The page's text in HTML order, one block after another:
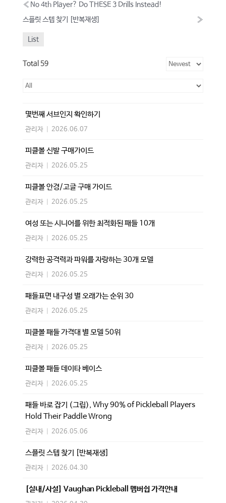
« No 4th Player? Do THESE 3 Drills Instead!
스플릿 스텝 찾기 [반복재생]
»
List
Total 59
몇번째 서브인지 확인하기
관리자 2026.06.07
피클볼 신발 구매가이드
관리자 2026.05.25
피클볼 안경/고글 구매 가이드
관리자 2026.05.25
여성 또는 시니어를 위한 최적화된 패들 10개
관리자 2026.05.25
강력한 공격력과 파워를 자랑하는 30개 모델
관리자 2026.05.25
패들표면 내구성 별 오래가는 순위 30
관리자 2026.05.25
피클볼 패들 가격대 별 모델 50위
관리자 2026.05.25
피클볼 패들 데이타 베이스
관리자 2026.05.25
패들 바로 잡기 (그립), Why 90% of Pickleball Players
Hold Their Paddle Wrong
관리자 2026.05.06
스플릿 스텝 찾기 [반복재생]
관리자 2026.04.30
[실내/사설] Vaughan Pickleball 멤버쉽 가격안내